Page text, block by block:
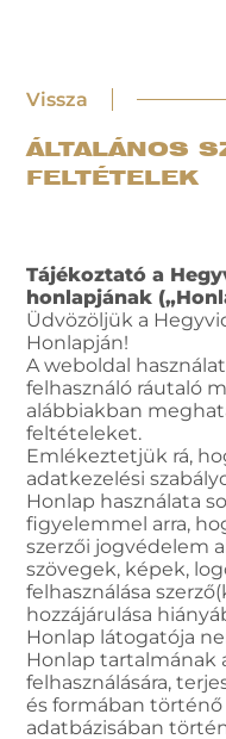
Vissza
ÁLTALÁNOS
FELTÉTELEK
Tájékoztató a
honlapjának
Üdvözöljük a
Honlapján!
A weboldal
felhasználó ráutaló
alábbiakban
feltételeket.
Emlékeztetjük rá,
adatkezelési
Honlap használata
figyelemmel arra,
szerzői jogvédelem
szövegek, képek,
felhasználása
hozzájárulása
Honlap látogatója
Honlap tartalmának
felhasználására,
és formában történő
adatbázisában